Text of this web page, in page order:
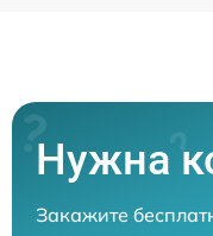
Нужна
Закажите